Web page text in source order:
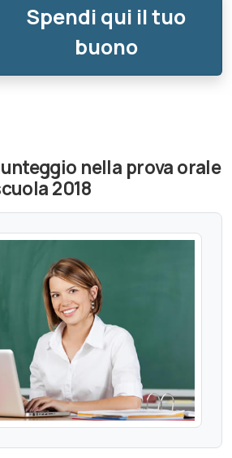
Spendi qui il tuo
buono
nella prova orale
2018